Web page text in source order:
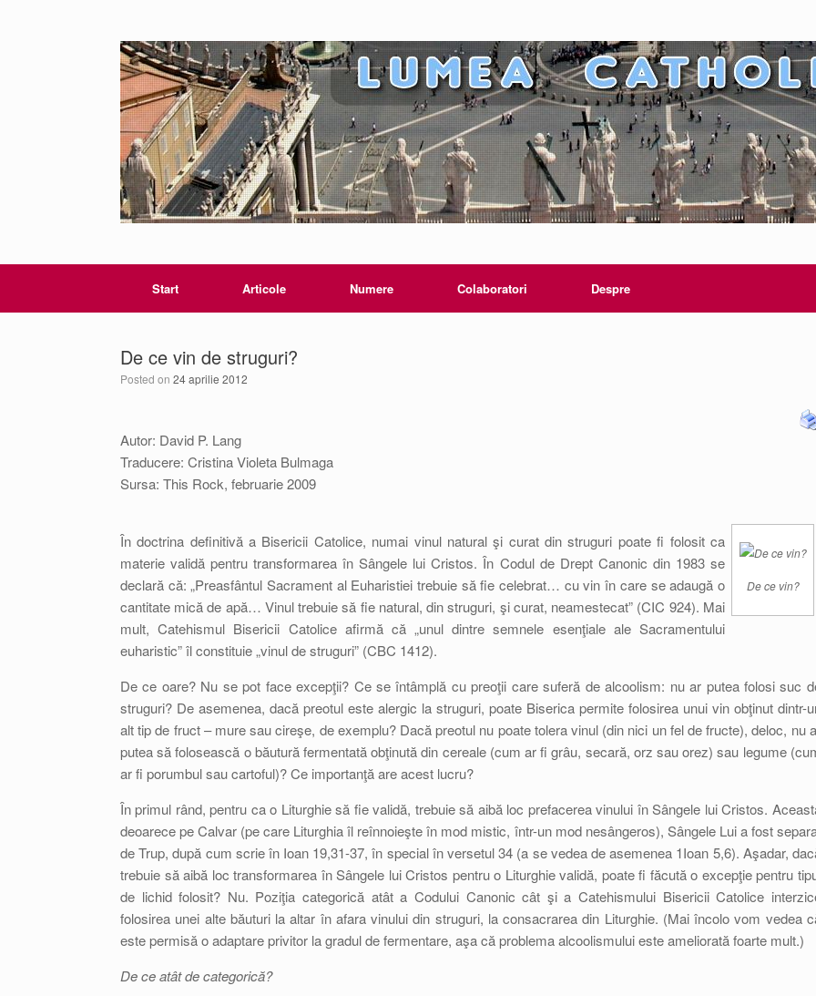
Start Articole Numere Colaboratori Despre
De ce vin de struguri?
Posted on 24 aprilie 2012
Autor: David P. Lang
Traducere: Cristina Violeta Bulmaga
Sursa: This Rock, februarie 2009
De ce vin?
În doctrina definitivă a Bisericii Catolice, numai vinul natural şi curat din struguri poate fi folosit ca
materie validă pentru transformarea în Sângele lui Cristos. În Codul de Drept Canonic din 1983 se
declară că: „Preasfântul Sacrament al Euharistiei trebuie să fie celebrat… cu vin în care se adaugă o
cantitate mică de apă… Vinul trebuie să fie natural, din struguri, şi curat, neamestecat” (CIC 924). Mai
mult, Catehismul Bisericii Catolice afirmă că „unul dintre semnele esenţiale ale Sacramentului
euharistic” îl constituie „vinul de struguri” (CBC 1412).
De ce oare? Nu se pot face excepţii? Ce se întâmplă cu preoţii care suferă de alcoolism: nu ar putea folosi suc
struguri? De asemenea, dacă preotul este alergic la struguri, poate Biserica permite folosirea unui vin obţinut dintr-
alt tip de fruct – mure sau cireşe, de exemplu? Dacă preotul nu poate tolera vinul (din nici un fel de fructe), deloc, nu
putea să folosească o băutură fermentată obţinută din cereale (cum ar fi grâu, secară, orz sau orez) sau legume
ar fi porumbul sau cartoful)? Ce importanţă are acest lucru?
În primul rând, pentru ca o Liturghie să fie validă, trebuie să aibă loc prefacerea vinului în Sângele lui Cristos.
deoarece pe Calvar (pe care Liturghia îl reînnoieşte în mod mistic, într-un mod nesângeros), Sângele Lui a fost
de Trup, după cum scrie în Ioan 19,31-37, în special în versetul 34 (a se vedea de asemenea 1Ioan 5,6). Aşadar,
trebuie să aibă loc transformarea în Sângele lui Cristos pentru o Liturghie validă, poate fi făcută o excepţie pentru
de lichid folosit? Nu. Poziţia categorică atât a Codului Canonic cât şi a Catehismului Bisericii Catolice
folosirea unei alte băuturi la altar în afara vinului din struguri, la consacrarea din Liturghie. (Mai încolo vom vedea
este permisă o adaptare privitor la gradul de fermentare, aşa că problema alcoolismului este ameliorată foarte mult.)
De ce atât de categorică?